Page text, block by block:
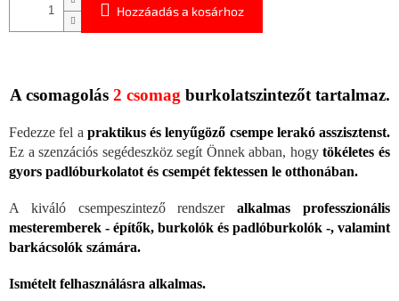
Hozzáadás a kosárhoz
A csomagolás 2 csomagburkolatszintezőt tartalmaz.
Fedezze fel a praktikus és lenyűgöző csempe lerakó asszisztenst.
Ez a szenzációs segédeszköz segít Önnek abban, hogytökéletes és
gyors padlóburkolatot és csempét fektessen le otthonában.
A kiváló csempeszintező rendszeralkalmas professzionális
mesteremberek - építők, burkolók és padlóburkolók -, valamint
barkácsolók számára.
Ismételt felhasználásra alkalmas.